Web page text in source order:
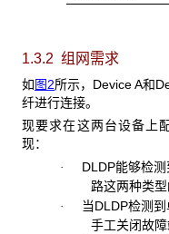
1.3.2 组网需求
如图2所示，Device A和
纤进行连接。
现要求在这两台设备上
现：
· DLDP能够检测
路这两种类型
· 当DLDP检测到
手工关闭故障